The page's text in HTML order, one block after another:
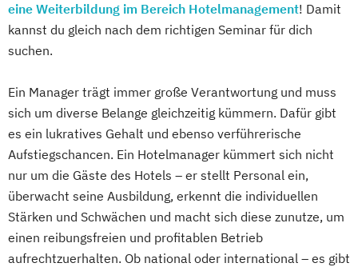
eine Weiterbildung im Bereich Hotelmanagement! Damit
kannst du gleich nach dem richtigen Seminar für dich
suchen.
Ein Manager trägt immer große Verantwortung und muss
sich um diverse Belange gleichzeitig kümmern. Dafür gibt
es ein lukratives Gehalt und ebenso verführerische
Aufstiegschancen. Ein Hotelmanager kümmert sich nicht
nur um die Gäste des Hotels – er stellt Personal ein,
überwacht seine Ausbildung, erkennt die individuellen
Stärken und Schwächen und macht sich diese zunutze, um
einen reibungsfreien und profitablen Betrieb
aufrechtzuerhalten. Ob national oder international – es gibt